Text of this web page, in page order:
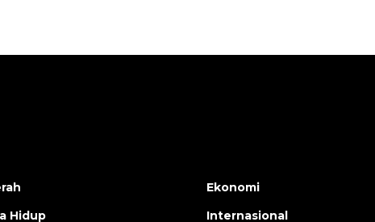
Hidup
Ekonomi
Internasional